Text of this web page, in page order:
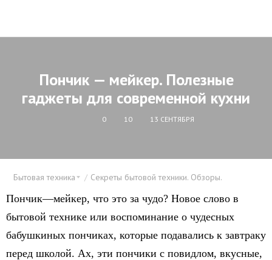
Пончик — мейкер. Полезные
гаджеты для современной кухни
0 10 13 СЕНТЯБРЯ
Бытовая техника Секреты бытовой техники. Обзоры.
Пончик—мейкер, что это за чудо? Новое слово в
бытовой технике или воспоминание о чудесных
бабушкиных пончиках, которые подавались к завтраку
перед школой. Ах, эти пончики с повидлом, вкусные,